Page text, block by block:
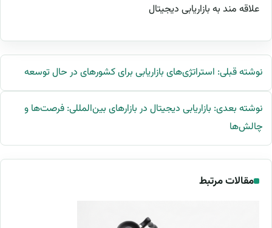
علاقه مند به بازاریابی دیجیتال
نوشته قبلی: استراتژی‌های بازاریابی برای کشورهای در حال توسعه
نوشته بعدی: بازاریابی دیجیتال در بازارهای بین‌المللی: فرصت‌ها و
چالش‌ها
مقالات مرتبط